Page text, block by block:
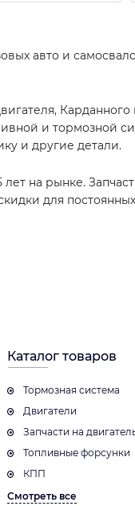
авто и
и тормозной
и другие детали.
на рынке.
для
Каталог товаров
Тормозная система
Двигатели
Запчасти на
Топливные форсунки
КПП
Смотреть все